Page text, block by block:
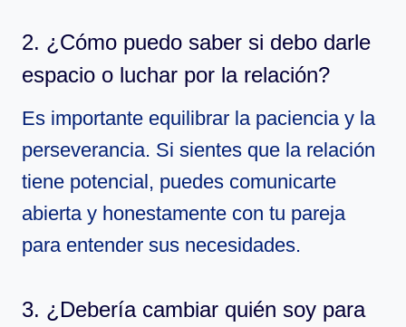
2. ¿Cómo puedo saber si debo darle
espacio o luchar por la relación?
Es importante equilibrar la paciencia y la
perseverancia. Si sientes que la relación
tiene potencial, puedes comunicarte
abierta y honestamente con tu pareja
para entender sus necesidades.
3. ¿Debería cambiar quién soy para